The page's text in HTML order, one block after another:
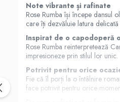
Hrana Caini
Hrana Umeda
Hrana Uscata
Recompense
Hrana Pisici
Hrana Umeda
Hrana Uscata
Note vibrante și rafinate
Rose Rumba își începe dansul
care îți dezvăluie latura
Inspirat de o capodoperă
Rose Rumba reinterpretează
impresioneze prin stilul lor unic.
Potrivit pentru orice
Fie că îl porți la o întâlnire
face potrivit pentru orice